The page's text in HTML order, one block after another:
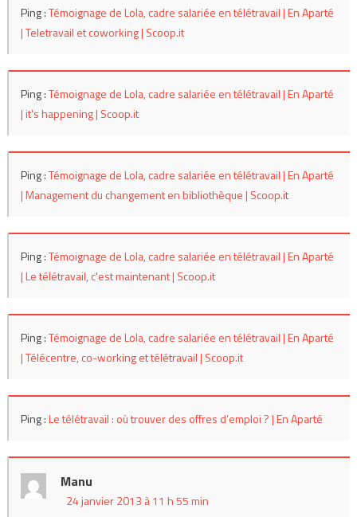
Ping :Témoignage de Lola, cadre salariée en télétravail | En Aparté
| Teletravail et coworking | Scoop.it
Ping :Témoignage de Lola, cadre salariée en télétravail | En Aparté
| it's happening | Scoop.it
Ping :Témoignage de Lola, cadre salariée en télétravail | En Aparté
| Management du changement en bibliothèque | Scoop.it
Ping :Témoignage de Lola, cadre salariée en télétravail | En Aparté
| Le télétravail, c'est maintenant | Scoop.it
Ping :Témoignage de Lola, cadre salariée en télétravail | En Aparté
| Télécentre, co-working et télétravail | Scoop.it
Ping :Le télétravail : où trouver des offres d’emploi ? | En Aparté
Manu
24 janvier 2013 à 11 h 55 min